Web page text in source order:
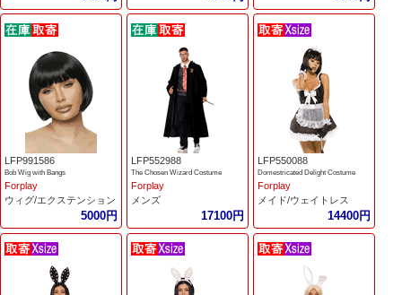
LFP991586
Bob Wig with Bangs
Forplay
ウィグ/エクステンション
5000円
LFP552988
The Chosen Wizard Costume
Forplay
メンズ
17100円
LFP550088
Domestricated Delight Costume
Forplay
メイド/ウェイトレス
14400円